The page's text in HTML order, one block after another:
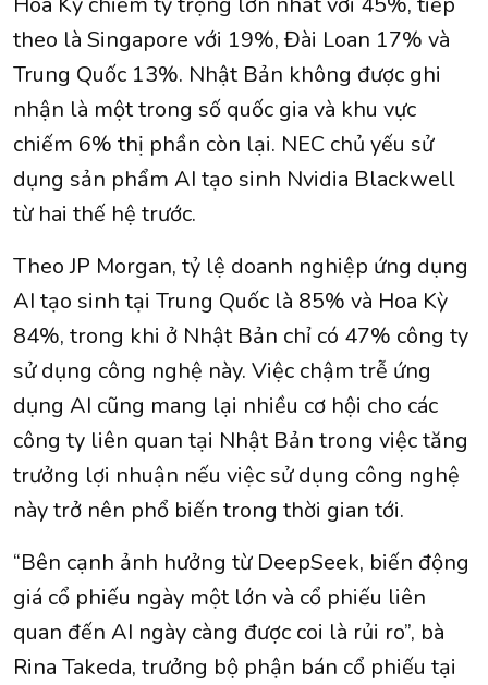
theo là Singapore với 19%, Đài Loan 17% và
Trung Quốc 13%. Nhật Bản không được ghi
nhận là một trong số quốc gia và khu vực
chiếm 6% thị phần còn lại. NEC chủ yếu sử
dụng sản phẩm AI tạo sinh Nvidia Blackwell
từ hai thế hệ trước.
Theo JP Morgan, tỷ lệ doanh nghiệp ứng dụng
AI tạo sinh tại Trung Quốc là 85% và Hoa Kỳ
84%, trong khi ở Nhật Bản chỉ có 47% công ty
sử dụng công nghệ này. Việc chậm trễ ứng
dụng AI cũng mang lại nhiều cơ hội cho các
công ty liên quan tại Nhật Bản trong việc tăng
trưởng lợi nhuận nếu việc sử dụng công nghệ
này trở nên phổ biến trong thời gian tới.
“Bên cạnh ảnh hưởng từ DeepSeek, biến động
giá cổ phiếu ngày một lớn và cổ phiếu liên
quan đến AI ngày càng được coi là rủi ro”, bà
Rina Takeda, trưởng bộ phận bán cổ phiếu tại